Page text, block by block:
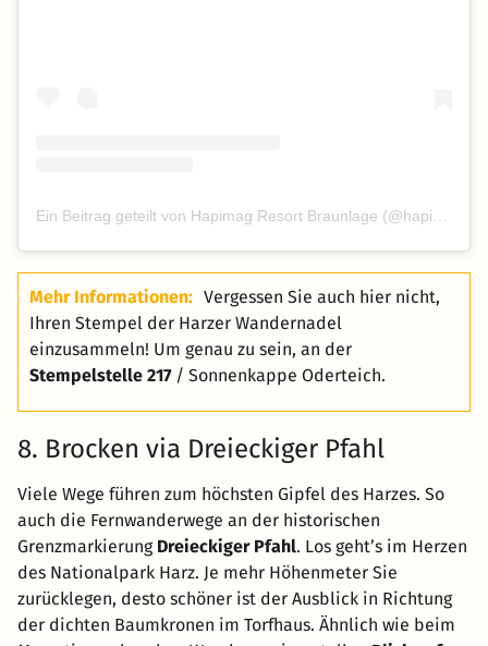
Ein Beitrag geteilt von Hapimag Resort Braunlage (@hapimagbraunlage)
Mehr Informationen: Vergessen Sie auch hier nicht,
Ihren Stempel der Harzer Wandernadel
einzusammeln! Um genau zu sein, an der
Stempelstelle 217/ Sonnenkappe Oderteich.
8. Brocken via Dreieckiger Pfahl
Viele Wege führen zum höchsten Gipfel des Harzes. So
auch die Fernwanderwege an der historischen
Grenzmarkierung Dreieckiger Pfahl. Los geht’s im Herzen
des Nationalpark Harz. Je mehr Höhenmeter Sie
zurücklegen, desto schöner ist der Ausblick in Richtung
der dichten Baumkronen im Torfhaus. Ähnlich wie beim